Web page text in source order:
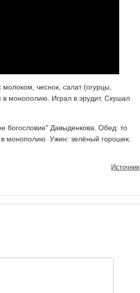
чеснок, салат (огурцы,
монополию. Играл в эрудит. Скушал
богословие" Давыденкова. Обед: то
в монополию. Ужин: зелёный горошек.
Источник